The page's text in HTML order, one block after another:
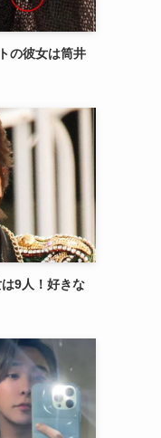
の彼女は筒井
9人！好きな